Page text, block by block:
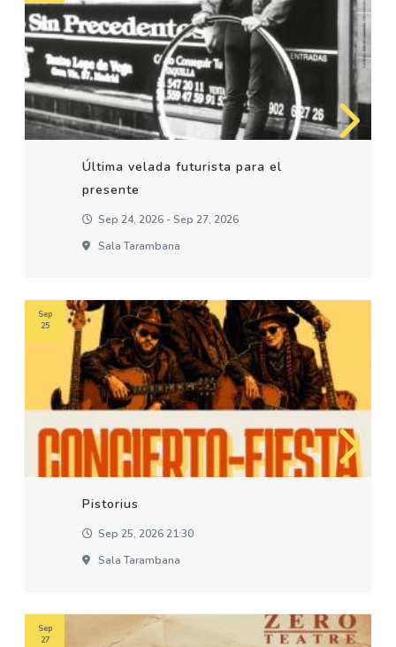
Última velada futurista para el
presente
Sep 24, 2026 - Sep 27, 2026
Sala Tarambana
Pistorius
Sep 25, 2026 21:30
Sala Tarambana
Sep
25
Sep
27